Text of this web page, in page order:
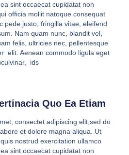
sint occaecat cupidatat non
officia mollit natoque consequat
pede justo, fringilla vitae, eleifend
Nam quam nunc, blandit vel,
felis, ultricies nec, pellentesque
elit. Aenean commodo ligula eget
ids
Quo Ea Etiam
consectet adipiscing elit,sed do
et dolore magna aliqua. Ut
nostrud exercitation ullamco
sint occaecat cupidatat non